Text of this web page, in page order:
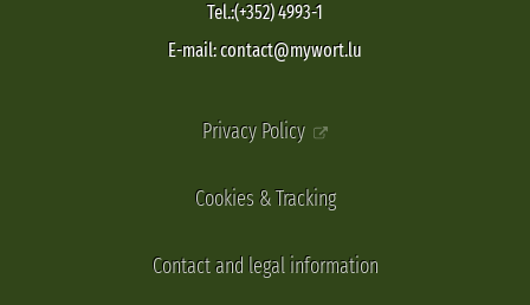
Tel.:(+352) 4993-1
E-mail: contact@mywort.lu
Privacy Policy
Cookies & Tracking
Contact and legal information